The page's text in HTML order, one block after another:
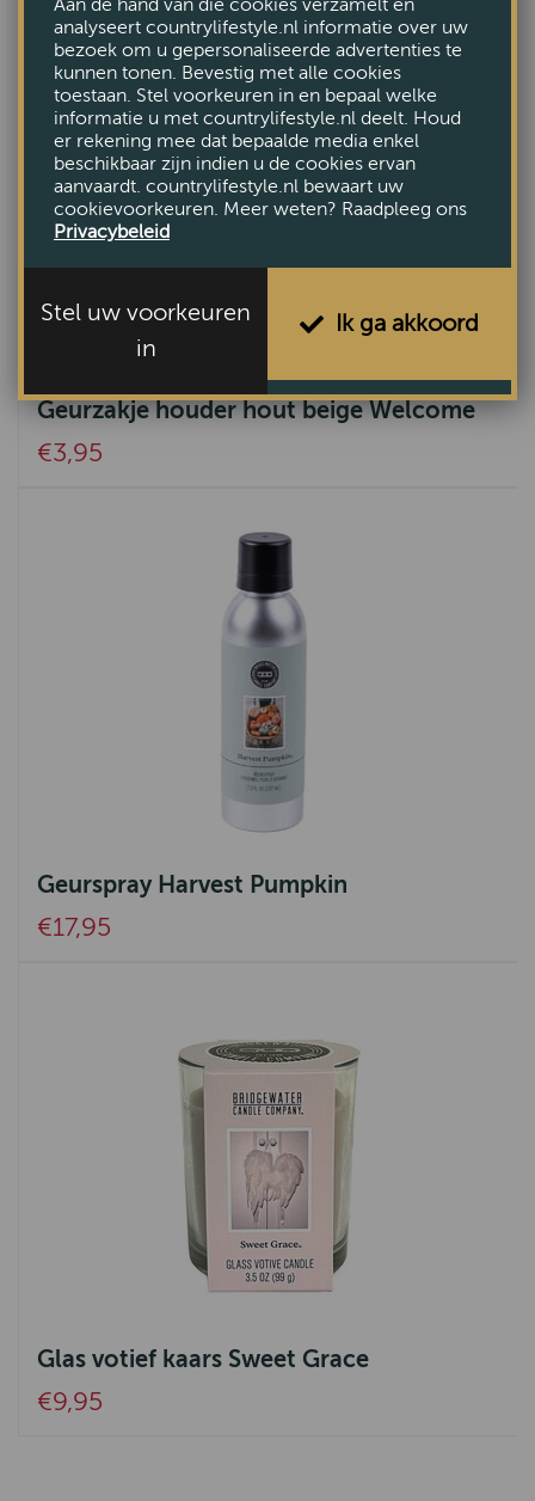
Geurzakje houder hout beige Welcome
€3,95
Geurspray Harvest Pumpkin
€17,95
Glas votief kaars Sweet Grace
€9,95
Aan de hand van die cookies verzamelt en
analyseert countrylifestyle.nl informatie over uw
bezoek om u gepersonaliseerde advertenties te
kunnen tonen. Bevestig met alle cookies
toestaan. Stel voorkeuren in en bepaal welke
informatie u met countrylifestyle.nl deelt. Houd
er rekening mee dat bepaalde media enkel
beschikbaar zijn indien u de cookies ervan
aanvaardt. countrylifestyle.nl bewaart uw
cookievoorkeuren. Meer weten? Raadpleeg ons
Privacybeleid
Stel uw voorkeuren
in
Ik ga akkoord